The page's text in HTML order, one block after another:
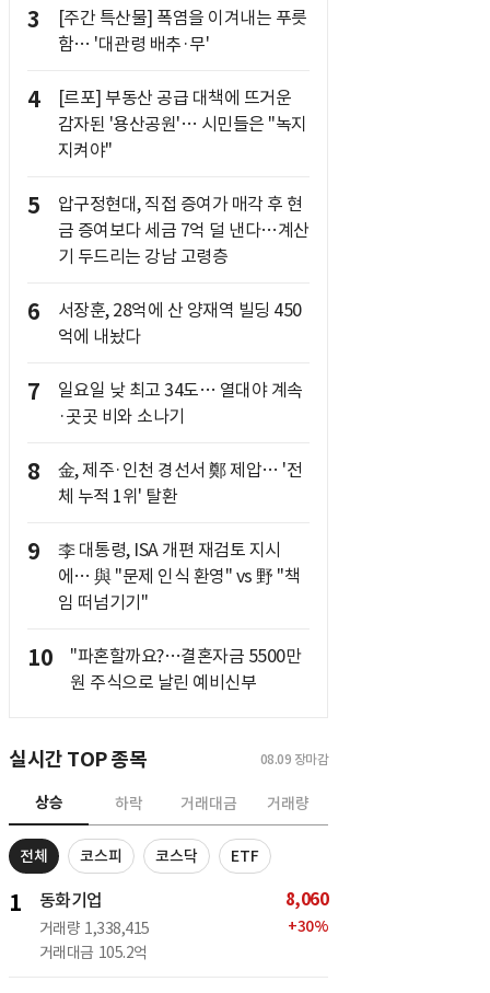
3
[주간 특산물] 폭염을 이겨내는 푸릇
함… '대관령 배추·무'
4
[르포] 부동산 공급 대책에 뜨거운
감자된 '용산공원'… 시민들은 "녹지
지켜야"
5
압구정현대, 직접 증여가 매각 후 현
금 증여보다 세금 7억 덜 낸다…계산
기 두드리는 강남 고령층
6
서장훈, 28억에 산 양재역 빌딩 450
억에 내놨다
7
일요일 낮 최고 34도… 열대야 계속
·곳곳 비와 소나기
8
金, 제주·인천 경선서 鄭 제압… '전
체 누적 1위' 탈환
9
李 대통령, ISA 개편 재검토 지시
에… 與 "문제 인식 환영" vs 野 "책
임 떠넘기기"
10
"파혼할까요?…결혼자금 5500만
원 주식으로 날린 예비신부
실시간 TOP 종목 08.09 장마감
상승 하락 거래대금 거래량
전체 코스피 코스닥 ETF
1 동화기업
거래량 1,338,415
거래대금 105.2억
8,060
+30%